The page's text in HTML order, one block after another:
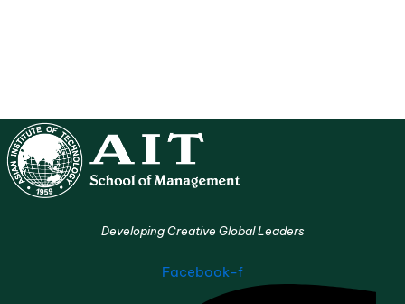
Developing Creative Global Leaders
Facebook-f